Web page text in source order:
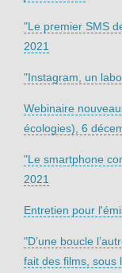
"Le premier SMS
2021
"Instagram, un
Webinaire
écologies), 6
"Le smartphone
2021
Entretien pour
"D’une boucle
fait des films, sous